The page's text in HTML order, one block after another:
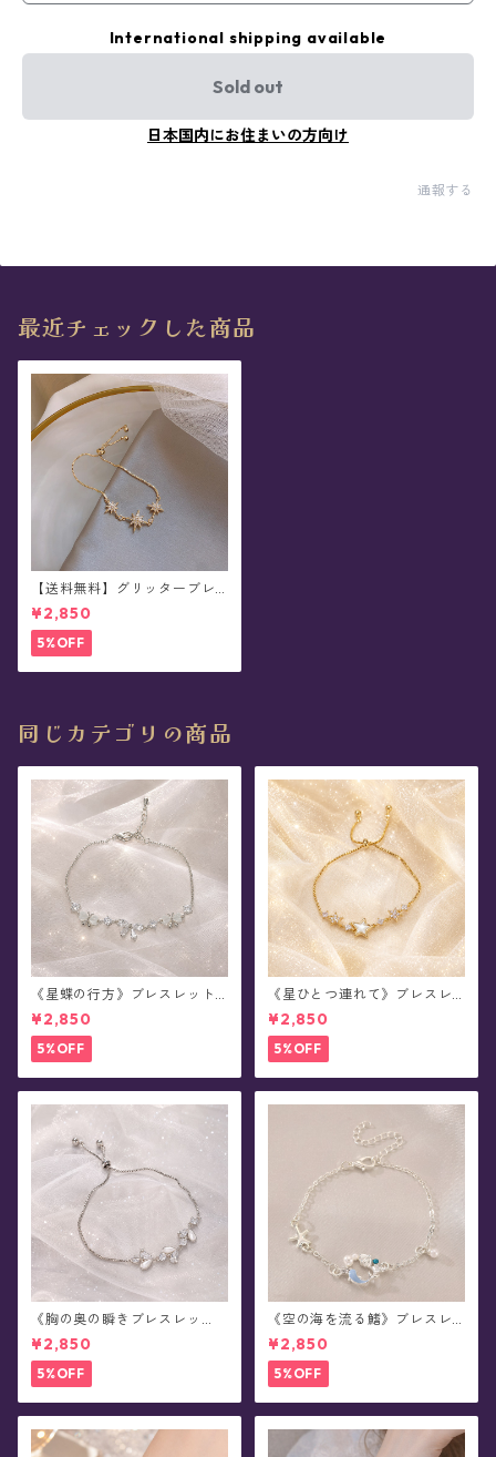
International shipping available
Sold out
日本国内にお住まいの方向け
通報する
最近チェックした商品
【送料無料】グリッターブレ
スレット
¥2,850
5%OFF
同じカテゴリの商品
《星蝶の行方》ブレスレット
(全2色)
¥2,850
5%OFF
《星ひとつ連れて》ブレスレ
ット
¥2,850
5%OFF
《胸の奥の瞬きブレスレッ
ト》ブレスレット(全2色)
¥2,850
5%OFF
《空の海を流る鰭》ブレスレ
ット
¥2,850
5%OFF